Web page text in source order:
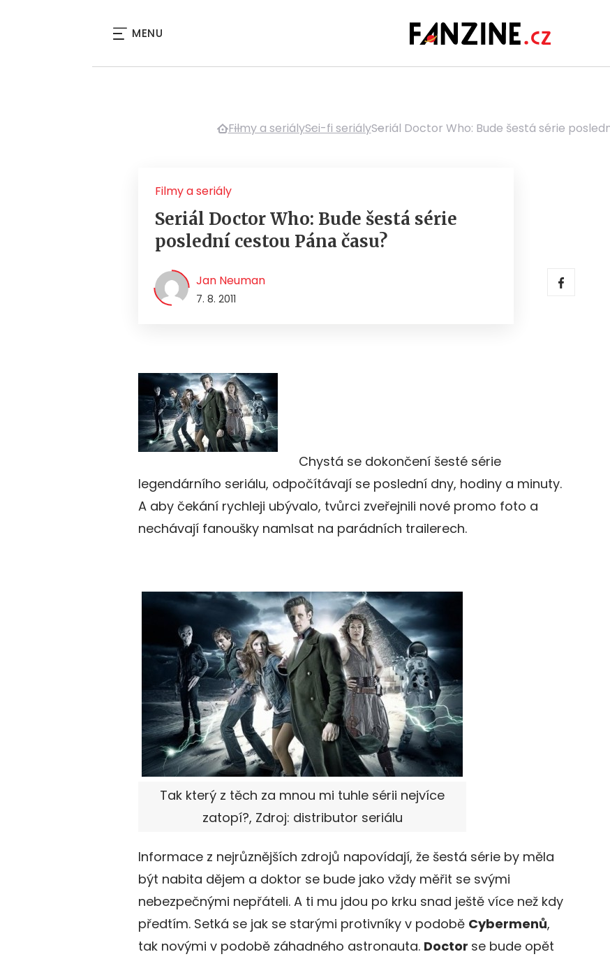
MENU
Filmy a seriálySci-fi seriálySeriál Doctor Who: Bude šestá série
Filmy a seriály
Seriál Doctor Who: Bude šestá série
poslední cestou Pána času?
Jan Neuman
7. 8. 2011
Chystá se dokončení šesté série
legendárního seriálu, odpočítávají se poslední dny, hodiny a minuty.
A aby čekání rychleji ubývalo, tvůrci zveřejnili nové promo foto a
nechávají fanoušky namlsat na parádních trailerech.
Tak který z těch za mnou mi tuhle sérii nejvíce
zatopí?, Zdroj: distributor seriálu
Informace z nejrůznějších zdrojů napovídají, že šestá série by měla
být nabita dějem a doktor se bude jako vždy měřit se svými
nebezpečnými nepřáteli. A ti mu jdou po krku snad ještě více než kdy
předtím. Setká se jak se starými protivníky v podobě Cybermenů,
tak novými v podobě záhadného astronauta. Doctor se bude opět